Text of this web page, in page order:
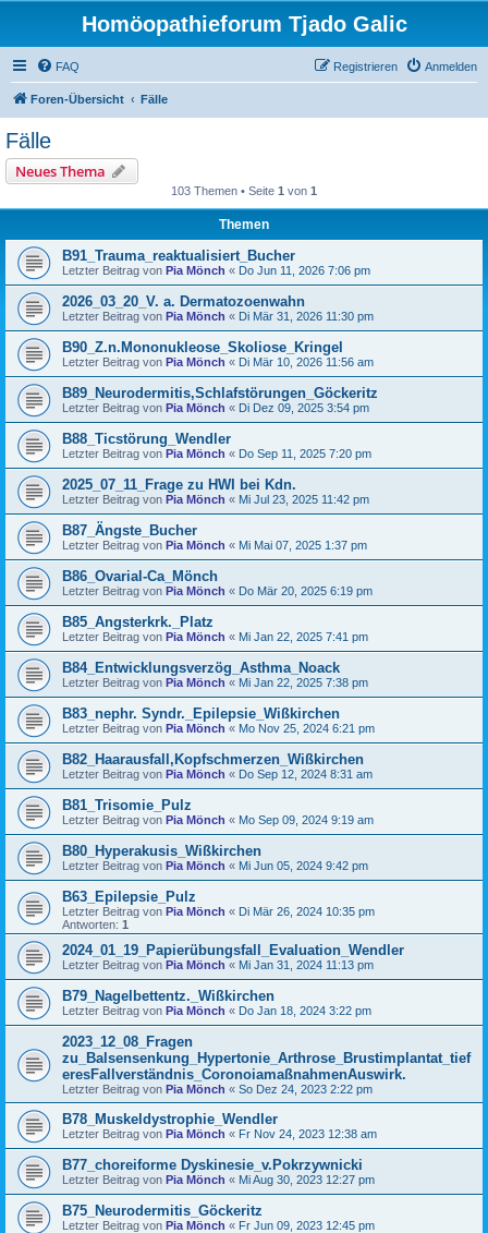
Homöopathieforum Tjado Galic
FAQ Anmelden
Registrieren
Foren-Übersicht Fälle
Fälle
Neues Thema
103 Themen • Seite 1 von 1
Themen
B91_Trauma_reaktualisiert_Bucher
Letzter Beitrag von Pia Mönch « Do Jun 11, 2026 7:06 pm
2026_03_20_V. a. Dermatozoenwahn
Letzter Beitrag von Pia Mönch « Di Mär 31, 2026 11:30 pm
B90_Z.n.Mononukleose_Skoliose_Kringel
Letzter Beitrag von Pia Mönch « Di Mär 10, 2026 11:56 am
B89_Neurodermitis,Schlafstörungen_Göckeritz
Letzter Beitrag von Pia Mönch « Di Dez 09, 2025 3:54 pm
B88_Ticstörung_Wendler
Letzter Beitrag von Pia Mönch « Do Sep 11, 2025 7:20 pm
2025_07_11_Frage zu HWI bei Kdn.
Letzter Beitrag von Pia Mönch « Mi Jul 23, 2025 11:42 pm
B87_Ängste_Bucher
Letzter Beitrag von Pia Mönch « Mi Mai 07, 2025 1:37 pm
B86_Ovarial-Ca_Mönch
Letzter Beitrag von Pia Mönch « Do Mär 20, 2025 6:19 pm
B85_Angsterkrk._Platz
Letzter Beitrag von Pia Mönch « Mi Jan 22, 2025 7:41 pm
B84_Entwicklungsverzög_Asthma_Noack
Letzter Beitrag von Pia Mönch « Mi Jan 22, 2025 7:38 pm
B83_nephr. Syndr._Epilepsie_Wißkirchen
Letzter Beitrag von Pia Mönch « Mo Nov 25, 2024 6:21 pm
B82_Haarausfall,Kopfschmerzen_Wißkirchen
Letzter Beitrag von Pia Mönch « Do Sep 12, 2024 8:31 am
B81_Trisomie_Pulz
Letzter Beitrag von Pia Mönch « Mo Sep 09, 2024 9:19 am
B80_Hyperakusis_Wißkirchen
Letzter Beitrag von Pia Mönch « Mi Jun 05, 2024 9:42 pm
B63_Epilepsie_Pulz
Letzter Beitrag von Pia Mönch « Di Mär 26, 2024 10:35 pm
Antworten: 1
2024_01_19_Papierübungsfall_Evaluation_Wendler
Letzter Beitrag von Pia Mönch « Mi Jan 31, 2024 11:13 pm
B79_Nagelbettentz._Wißkirchen
Letzter Beitrag von Pia Mönch « Do Jan 18, 2024 3:22 pm
2023_12_08_Fragen
zu_Balsensenkung_Hypertonie_Arthrose_Brustimplantat_tief
eresFallverständnis_CoronoiamaßnahmenAuswirk.
Letzter Beitrag von Pia Mönch « So Dez 24, 2023 2:22 pm
B78_Muskeldystrophie_Wendler
Letzter Beitrag von Pia Mönch « Fr Nov 24, 2023 12:38 am
B77_choreiforme Dyskinesie_v.Pokrzywnicki
Letzter Beitrag von Pia Mönch « Mi Aug 30, 2023 12:27 pm
B75_Neurodermitis_Göckeritz
Letzter Beitrag von Pia Mönch « Fr Jun 09, 2023 12:45 pm